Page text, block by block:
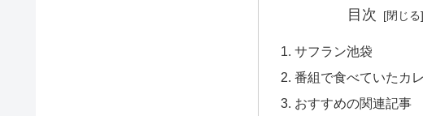
目次
サフラン池袋
番組で食べていたカ
おすすめの関連記事